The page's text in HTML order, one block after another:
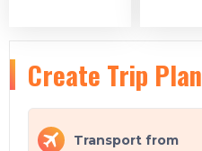
Create Trip Plan
Transport from